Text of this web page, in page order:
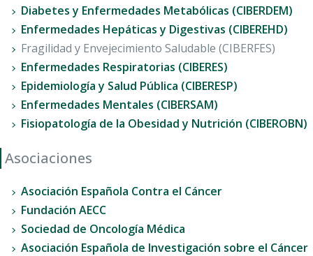
Diabetes y Enfermedades Metabólicas (CIBERDEM)
Enfermedades Hepáticas y Digestivas (CIBEREHD)
Fragilidad y Envejecimiento Saludable (CIBERFES)
Enfermedades Respiratorias (CIBERES)
Epidemiología y Salud Pública (CIBERESP)
Enfermedades Mentales (CIBERSAM)
Fisiopatología de la Obesidad y Nutrición (CIBEROBN)
Asociaciones
Asociación Española Contra el Cáncer
Fundación AECC
Sociedad de Oncología Médica
Asociación Española de Investigación sobre el Cáncer